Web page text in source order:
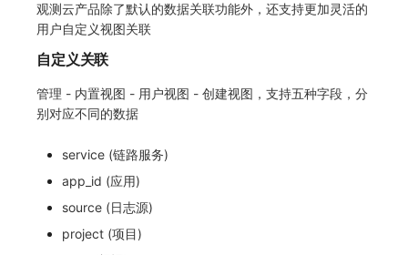
观测云产品除了默认的数据关联功能外，还支持更加灵活的
用户自定义视图关联
自定义关联
管理 - 内置视图 - 用户视图 - 创建视图，支持五种字段，分
别对应不同的数据
service (链路服务)
app_id (应用)
source (日志源)
project (项目)